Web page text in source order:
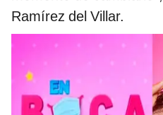
Ramírez del Villar.